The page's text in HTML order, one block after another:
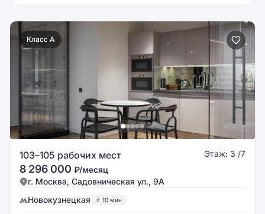
Класс A
103–105 рабочих мест Этаж: 3 /7
8 296 000 ₽/месяц
г. Москва, Садовническая ул., 9А
Новокузнецкая
10 мин